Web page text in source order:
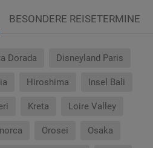
BESONDERE REISETERMINE
Dorada Disneyland Paris
Hiroshima Insel Bali
Kreta Loire Valley
Orosei Osaka